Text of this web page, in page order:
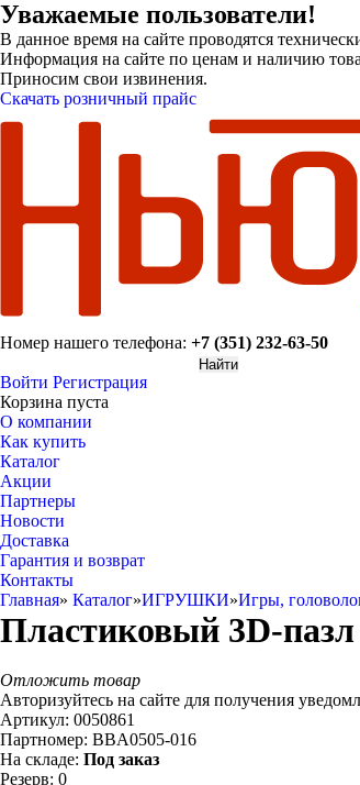
Уважаемые пользователи!
В данное время на сайте проводятся
Информация на сайте по ценам и наличию
Приносим свои извинения.
Скачать розничный прайс
Номер нашего телефона: +7 (351) 232-63-50
Войти Регистрация
Корзина пуста
О компании
Как купить
Каталог
Акции
Партнеры
Новости
Доставка
Гарантия и возврат
Контакты
Главная» Каталог»ИГРУШКИ»Игры,
Пластиковый 3D-
Отложить товар
Авторизуйтесь на сайте для получения
Артикул: 0050861
Партномер: BBA0505-016
На складе: Под заказ
Резерв: 0